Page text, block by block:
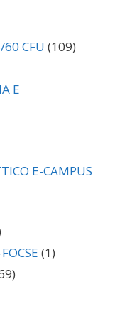
CFU (109)
E
E-CAMPUS
(1)